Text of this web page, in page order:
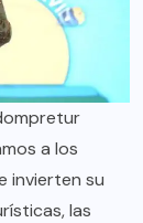
a los
invierten su
las